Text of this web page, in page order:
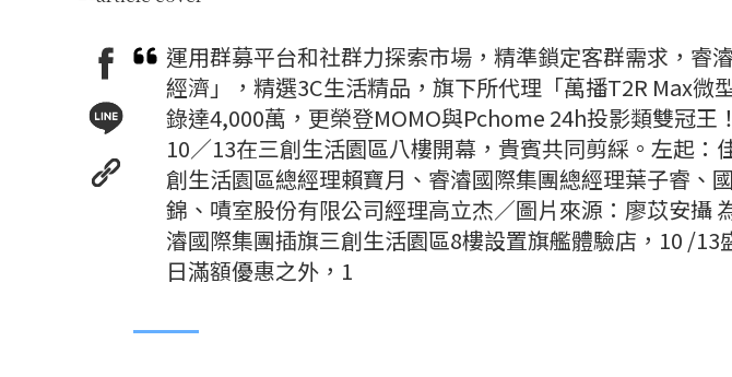
運用群募平台和社群力探索市場，精準鎖定客群需求，睿
經濟」，精選3C生活精品，旗下所代理「萬播T2R Max微
錄達4,000萬，更榮登MOMO與Pchome 24h投影類雙冠
10／13在三創生活園區八樓開幕，貴賓共同剪綵。左起：
創生活園區總經理賴寶月、睿濬國際集團總經理葉子睿、
錦、嘖室股份有限公司經理高立杰／圖片來源：廖苡安攝
濬國際集團插旗三創生活園區8樓設置旗艦體驗店，10 /
日滿額優惠之外，1